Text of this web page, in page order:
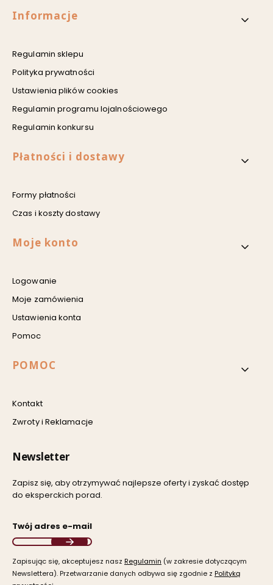
Linki w stopce
Informacje
Regulamin sklepu
Polityka prywatności
Ustawienia plików cookies
Regulamin programu lojalnościowego
Regulamin konkursu
Płatności i dostawy
Formy płatności
Czas i koszty dostawy
Moje konto
Logowanie
Moje zamówienia
Ustawienia konta
Pomoc
POMOC
Kontakt
Zwroty i Reklamacje
Newsletter
Zapisz się, aby otrzymywać najlepsze oferty i zyskać dostęp
do eksperckich porad.
Twój adres e-mail
Zapisując się, akceptujesz nasz ​ Regulamin ​​​ (w zakresie dotyczącym
Newslettera). Przetwarzanie danych odbywa się zgodnie z ​ Polityką